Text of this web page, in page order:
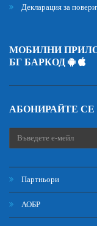
Декларация за
МОБИЛНИ
БГ БАРКОД
АБОНИРАЙТЕ
Партньори
АОБР